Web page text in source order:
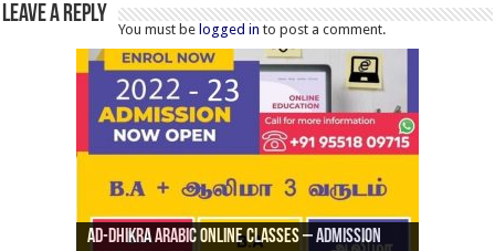
Leave a Reply
You must belogged in to post a comment.
Ad-Dhikra Arabic Online Classes – Admission
ரியாத் ஜும்ஆ தமிழாக்கம், Jamia Al Hajiri